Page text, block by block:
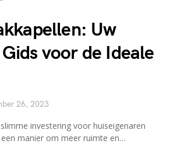
Uw
voor de Ideale
26, 2023
investering voor huiseigenaren
manier om meer ruimte en…